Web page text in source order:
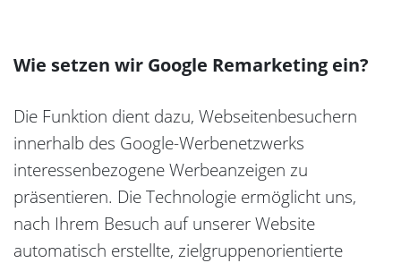
Wie setzen wir Google Remarketing ein?
Die Funktion dient dazu, Webseitenbesuchern
innerhalb des Google-Werbenetzwerks
interessenbezogene Werbeanzeigen zu
präsentieren. Die Technologie ermöglicht uns,
nach Ihrem Besuch auf unserer Website
automatisch erstellte, zielgruppenorientierte